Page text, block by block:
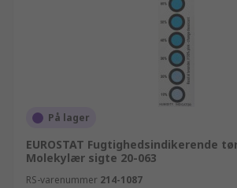
På lager
EUROSTAT Fugtighedsindikerende
Molekylær sigte 20-063
RS-varenummer 214-1087